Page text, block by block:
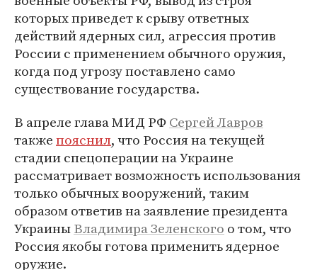
которых приведет к срыву ответных
действий ядерных сил, агрессия против
России с применением обычного оружия,
когда под угрозу поставлено само
существование государства.
В апреле глава МИД РФСергей Лавров
такжепояснил, что Россия на текущей
стадии спецоперации на Украине
рассматривает возможность использования
только обычных вооружений, таким
образом ответив на заявление президента
УкраиныВладимира Зеленского о том, что
Россия якобы готова применить ядерное
оружие.